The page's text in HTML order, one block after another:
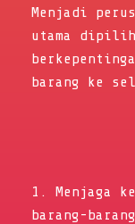
Menjadi
utama
barang ke
1. Menjaga
barang-